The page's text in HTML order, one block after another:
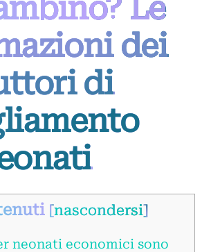
Le
dei
di
[nascondersi]
neonati economici sono